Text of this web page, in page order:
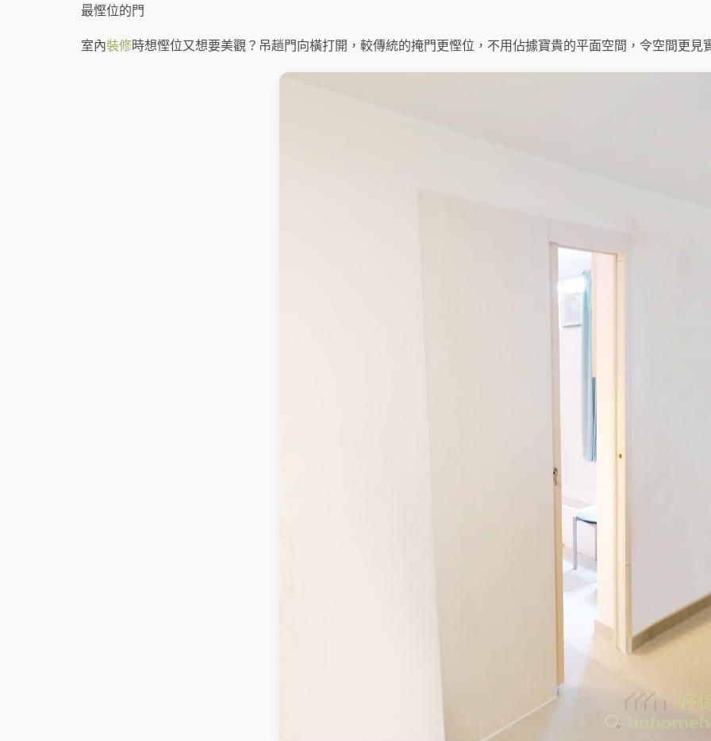
最慳位的門
室內裝修時想慳位又想要美觀？吊趟門向橫打開，較傳統的掩門更慳位，不用佔據寶貴的平面空間，令空間更見